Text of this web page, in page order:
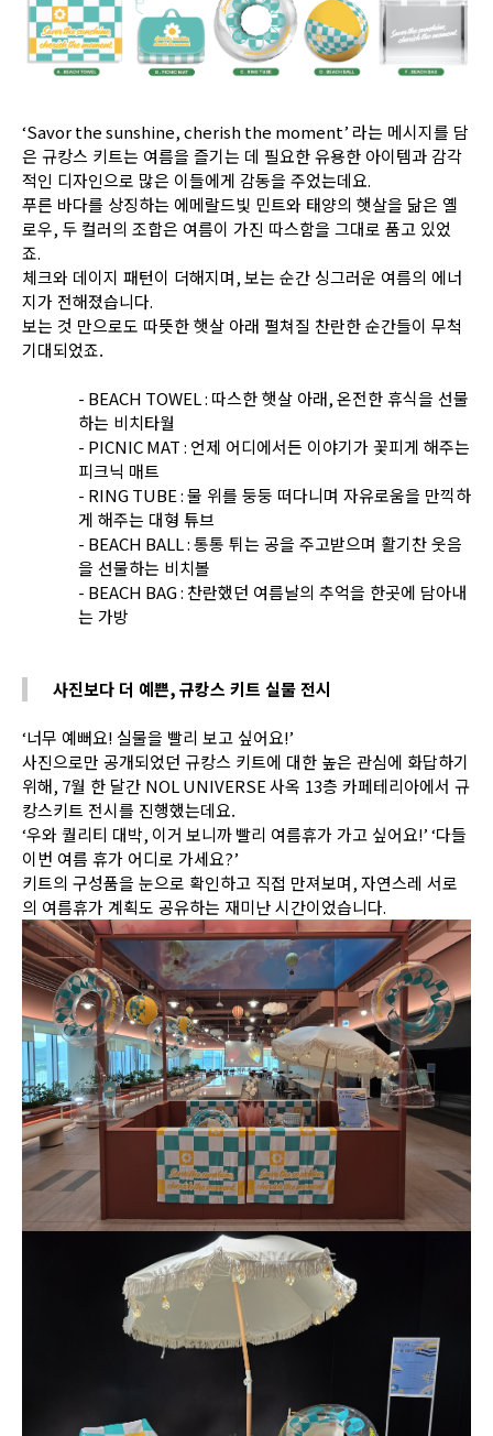
‘Savor the sunshine, cherish the moment’ 라는 메시지를 담
은 규캉스 키트는 여름을 즐기는 데 필요한 유용한 아이템과 감각
적인 디자인으로 많은 이들에게 감동을 주었는데요.
푸른 바다를 상징하는 에메랄드빛 민트와 태양의 햇살을 닮은 옐
로우, 두 컬러의 조합은 여름이 가진 따스함을 그대로 품고 있었
죠.
체크와 데이지 패턴이 더해지며,보는 순간 싱그러운 여름의 에너
지가 전해졌습니다.
보는 것 만으로도 따뜻한 햇살 아래 펼쳐질 찬란한 순간들이 무척
기대되었죠.
- BEACH TOWEL : 따스한 햇살 아래,온전한 휴식을 선물
하는 비치타월
- PICNIC MAT : 언제 어디에서든 이야기가 꽃피게 해주는
피크닉 매트
- RING TUBE :물 위를 둥둥 떠다니며 자유로움을 만끽하
게 해주는 대형 튜브
- BEACH BALL :통통 튀는 공을 주고받으며 활기찬 웃음
을 선물하는 비치볼
- BEACH BAG : 찬란했던 여름날의 추억을 한곳에 담아내
는 가방
사진보다 더 예쁜,규캉스 키트 실물 전시
‘너무 예뻐요! 실물을 빨리 보고 싶어요!’
사진으로만 공개되었던 규캉스 키트에 대한 높은 관심에 화답하기
위해, 7월 한 달간 NOL UNIVERSE사옥 13층 카페테리아에서 규
캉스키트 전시를 진행했는데요.
‘우와 퀄리티 대박, 이거 보니까빨리 여름휴가 가고 싶어요!’ ‘다들
이번 여름 휴가 어디로 가세요?’
키트의 구성품을 눈으로 확인하고 직접 만져보며,자연스레 서로
의 여름휴가 계획도 공유하는 재미난 시간이었습니다.